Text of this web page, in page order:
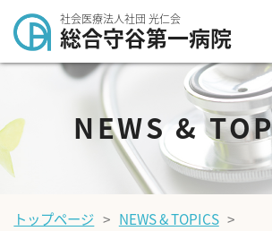
社会医療法人社団 光仁会
総合守谷第一病院
NEWS &
トップページ
NEWS & TOPICS